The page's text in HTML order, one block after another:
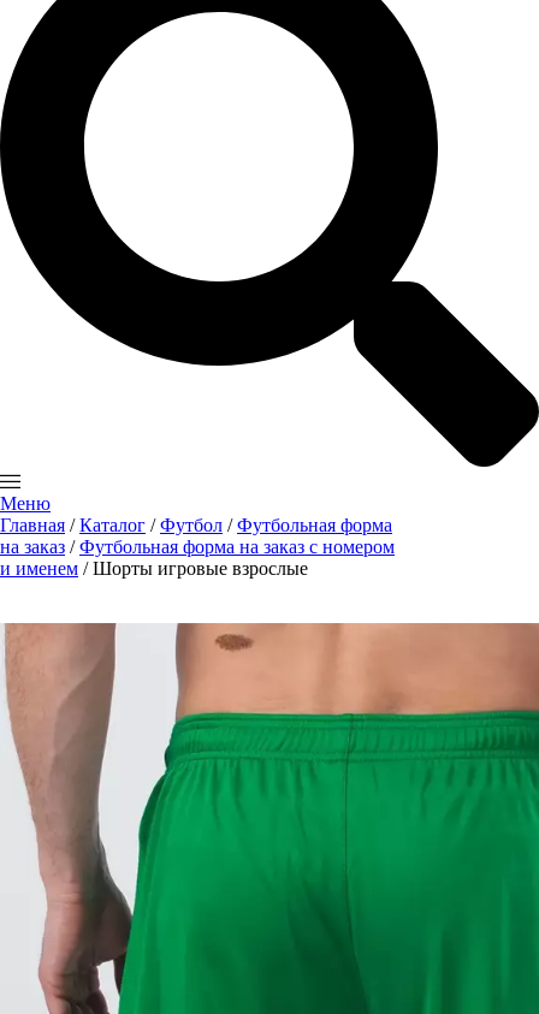
Меню
Главная /Каталог /Футбол /Футбольная форма
на заказ /Футбольная форма на заказ с номером
и именем / Шорты игровые взрослые